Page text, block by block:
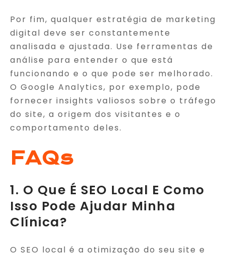
Por fim, qualquer estratégia de marketing
digital deve ser constantemente
analisada e ajustada. Use ferramentas de
análise para entender o que está
funcionando e o que pode ser melhorado.
O Google Analytics, por exemplo, pode
fornecer insights valiosos sobre o tráfego
do site, a origem dos visitantes e o
comportamento deles.
FAQs
1. O Que É SEO Local E Como
Isso Pode Ajudar Minha
Clínica?
O SEO local é a otimização do seu site e